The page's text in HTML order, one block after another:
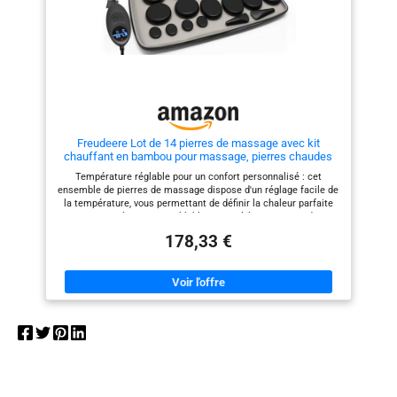
750 watts - 230 volts -
45 pierres chaudes
dans un coffret
Plage de température
40 - 70 degrés
pierres chauds est idéal pour un
usage professionnel et privé.
L'appareil chauffant est
également idéal pour les
visage ✅Double affichage avec
régulateur de température en
degrés Celsius ou Fahrenheit : il
indique la température actuelle
et la température souhaitée
✅Heater Set - Poids du chauffe-
pierres : 4,4 kg - 750 watts - 230
volts - 45 pierres chaudes dans
un coffret décoratif en bambou -
température 40 - 70 degrés
pierres chauds est idéal pour un
usage professionnel et privé.
L'appareil chauffant est
visage ✅Double affichage avec
régulateur de température en
indique la température actuelle
et la température souhaitée
✅Heater Set - Poids du chauffe-
pierres : 4,4 kg - 750 watts - 230
volts - 18 pierres chaudes dans
un coffret décoratif en bambou -
température 40 - 70 degrés
Freudeere Lot de 14 pierres de massage avec kit
chauffant en bambou pour massage, pierres chaudes
avec contrôle de la température et sac de transport (14
pierres et 3 bâtons)
Température réglable pour un confort personnalisé : cet
ensemble de pierres de massage dispose d'un réglage facile de
la température, vous permettant de définir la chaleur parfaite
14 pièces pour une couverture complète du corps : avec 14
plusieurs zones du corps, du dos et des épaules aux mains et
aux pieds, pour une expérience de massage complète et
apaisante. ​ Qualité professionnelle pour le spa et un usage
ensemble de pierres de massage professionnelles fonctionne
parfaitement pour les thérapeutes de spa et toute personne
178,33 €